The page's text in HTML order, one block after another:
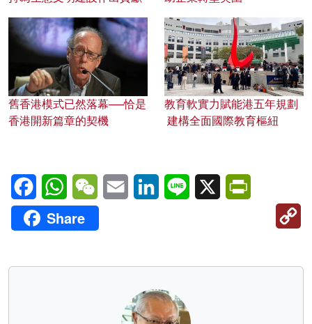
舊香港模式已然落幕──恰是
香港開新篇章的契機
教育軟實力賦能港五年規劃
建構全面國際教育樞紐
FacebookWhatsAppWeChatEmail LinkedInLine X
Share